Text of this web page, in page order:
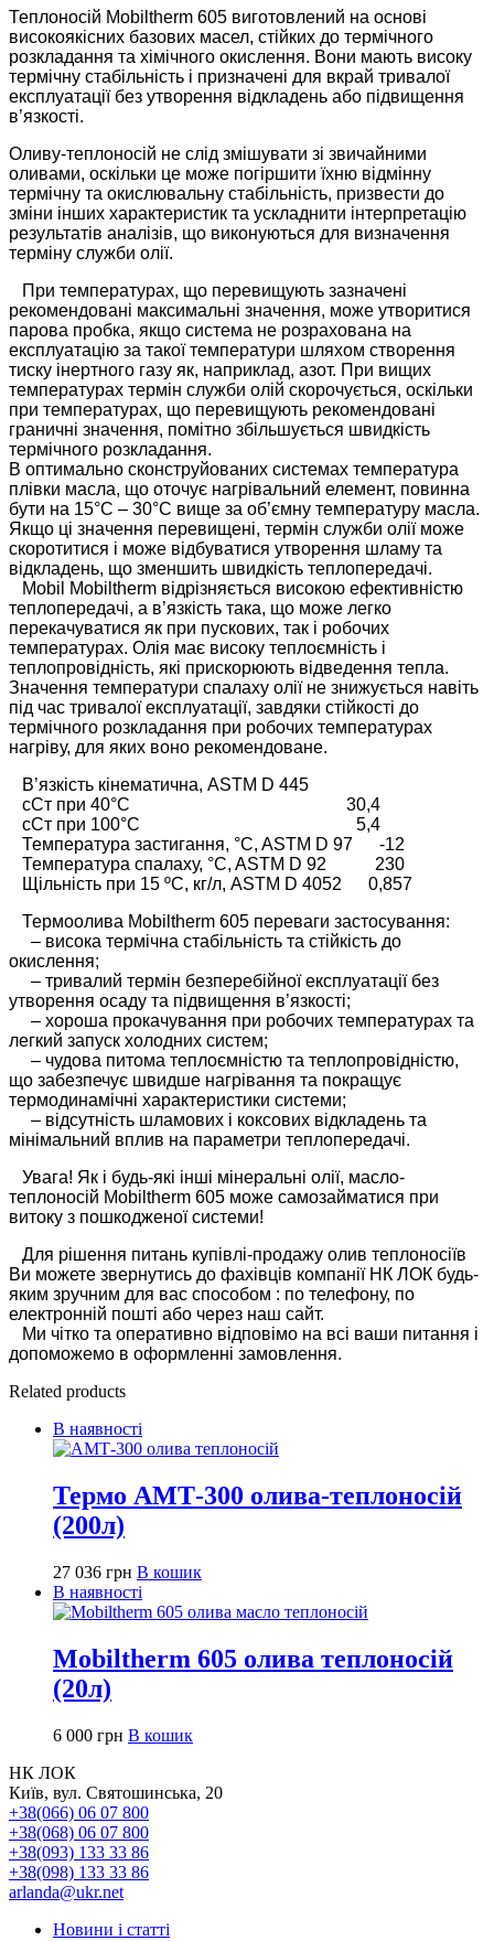
Теплоносій Mobiltherm 605 виготовлений на основі
високоякісних базових масел, стійких до термічного
розкладання та хімічного окислення. Вони мають високу
термічну стабільність і призначені для вкрай тривалої
експлуатації без утворення відкладень або підвищення
в’язкості.
Оливу-теплоносій не слід змішувати зі звичайними
оливами, оскільки це може погіршити їхню відмінну
термічну та окислювальну стабільність, призвести до
зміни інших характеристик та ускладнити інтерпретацію
результатів аналізів, що виконуються для визначення
терміну служби олії.
При температурах, що перевищують зазначені
рекомендовані максимальні значення, може утворитися
парова пробка, якщо система не розрахована на
експлуатацію за такої температури шляхом створення
тиску інертного газу як, наприклад, азот. При вищих
температурах термін служби олій скорочується, оскільки
при температурах, що перевищують рекомендовані
граничні значення, помітно збільшується швидкість
термічного розкладання.
В оптимально сконструйованих системах температура
плівки масла, що оточує нагрівальний елемент, повинна
бути на 15°C – 30°C вище за об’ємну температуру масла.
Якщо ці значення перевищені, термін служби олії може
скоротитися і може відбуватися утворення шламу та
відкладень, що зменшить швидкість теплопередачі.
Mobil Mobiltherm відрізняється високою ефективністю
теплопередачі, а в’язкість така, що може легко
перекачуватися як при пускових, так і робочих
температурах. Олія має високу теплоємність і
теплопровідність, які прискорюють відведення тепла.
Значення температури спалаху олії не знижується навіть
під час тривалої експлуатації, завдяки стійкості до
термічного розкладання при робочих температурах
нагріву, для яких воно рекомендоване.
В’язкість кінематична, ASTM D 445
сСт при 40°C 30,4
сСт при 100°C 5,4
Температура застигання, °C, ASTM D 97 -12
Температура спалаху, °C, ASTM D 92 230
Щільність при 15 ºC, кг/л, ASTM D 4052 0,857
Термоолива Mobiltherm 605 переваги застосування:
– висока термічна стабільність та стійкість до
окислення;
– тривалий термін безперебійної експлуатації без
утворення осаду та підвищення в’язкості;
– хороша прокачування при робочих температурах та
легкий запуск холодних систем;
– чудова питома теплоємністю та теплопровідністю,
що забезпечує швидше нагрівання та покращує
термодинамічні характеристики системи;
– відсутність шламових і коксових відкладень та
мінімальний вплив на параметри теплопередачі.
Увага! Як і будь-які інші мінеральні олії, масло-
теплоносій Mobiltherm 605 може самозайматися при
витоку з пошкодженої системи!
Для рішення питань купівлі-продажу олив теплоносіїв
Ви можете звернутись до фахівців компанії НК ЛОК будь-
яким зручним для вас способом : по телефону, по
електронній пошті або через наш сайт.
Ми чітко та оперативно відповімо на всі ваши питання і
допоможемо в оформленні замовлення.
Related products
В наявності
Термо АМТ-300 олива-теплоносій
(200л)
27 036 грн В кошик
В наявності
Mobiltherm 605 олива теплоносій
(20л)
6 000 грн В кошик
НК ЛОК
Київ, вул. Святошинська, 20
+38(066) 06 07 800
+38(068) 06 07 800
+38(093) 133 33 86
+38(098) 133 33 86
arlanda@ukr.net
Новини і статті